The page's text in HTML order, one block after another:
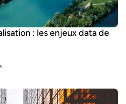
: les enjeux data de